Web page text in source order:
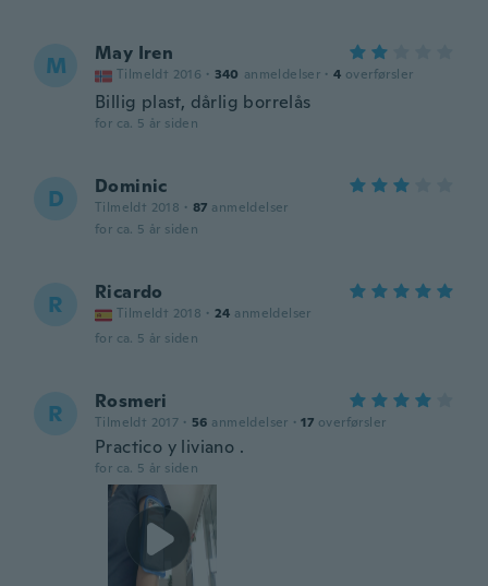
M May Iren
Tilmeldt 2016 · 340 anmeldelser · 4 overførsler
Billig plast, dårlig borrelås
for ca. 5 år siden
D Dominic
Tilmeldt 2018 · 87 anmeldelser
for ca. 5 år siden
R Ricardo
Tilmeldt 2018 · 24 anmeldelser
for ca. 5 år siden
R Rosmeri
Tilmeldt 2017 · 56 anmeldelser · 17 overførsler
Practico y liviano .
for ca. 5 år siden